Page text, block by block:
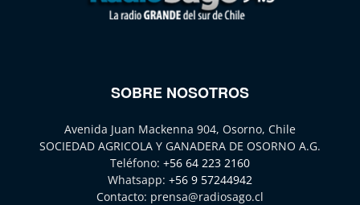
SOBRE NOSOTROS
Avenida Juan Mackenna 904, Osorno, Chile
SOCIEDAD AGRICOLA Y GANADERA DE OSORNO A.G.
Teléfono: +56 64 223 2160
Whatsapp: +56 9 57244942
Contacto: prensa@radiosago.cl